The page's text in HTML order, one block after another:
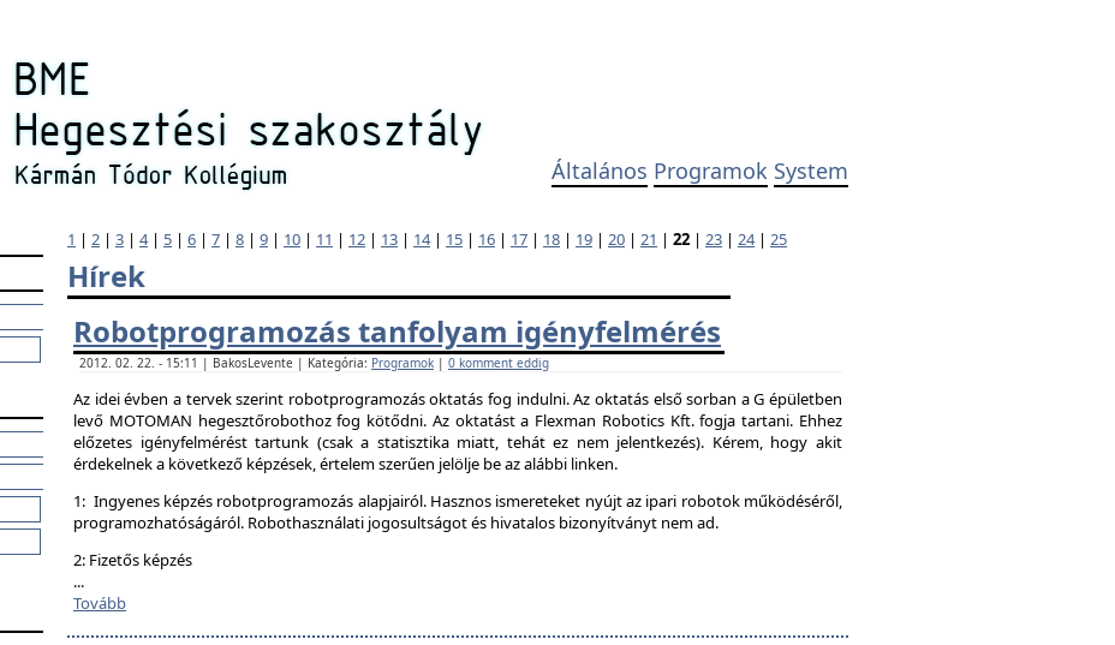
Általános Programok System
1 | 2 | 3 | 4| 5 | 6 | 7 | 8 | 9 | 10 | 11 | 12 | 13 | 14| 15 | 16 | 17 | 18 | 19 | 20 | 21 | 22 | 23 | 24| 25
Hírek
Robotprogramozás tanfolyam igényfelmérés
2012. 02. 22. - 15:11 | BakosLevente | Kategória: Programok | 0 komment eddig
Az idei évben a tervek szerint robotprogramozás oktatás fog indulni. Az oktatás első sorban a G épületben
levő MOTOMAN hegesztőrobothoz fog kötődni. Az oktatást a Flexman Robotics Kft. fogja tartani. Ehhez
előzetes igényfelmérést tartunk (csak a statisztika miatt, tehát ez nem jelentkezés). Kérem, hogy akit
érdekelnek a következő képzések, értelem szerűen jelölje be az alábbi linken.
1: Ingyenes képzés robotprogramozás alapjairól. Hasznos ismereteket nyújt az ipari robotok működéséről,
programozhatóságáról. Robothasználati jogosultságot és hivatalos bizonyítványt nem ad.
2: Fizetős képzés
...
Tovább